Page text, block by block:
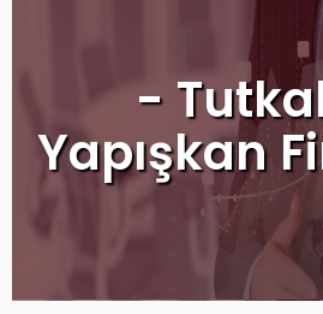
-
Yapışkan